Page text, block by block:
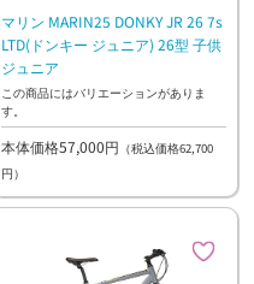
マリン MARIN25 DONKY JR 26 7s
LTD(ドンキー ジュニア) 26型 子供
ジュニア
この商品にはバリエーションがありま
す。
本体価格57,000円 （税込価格62,700
円）